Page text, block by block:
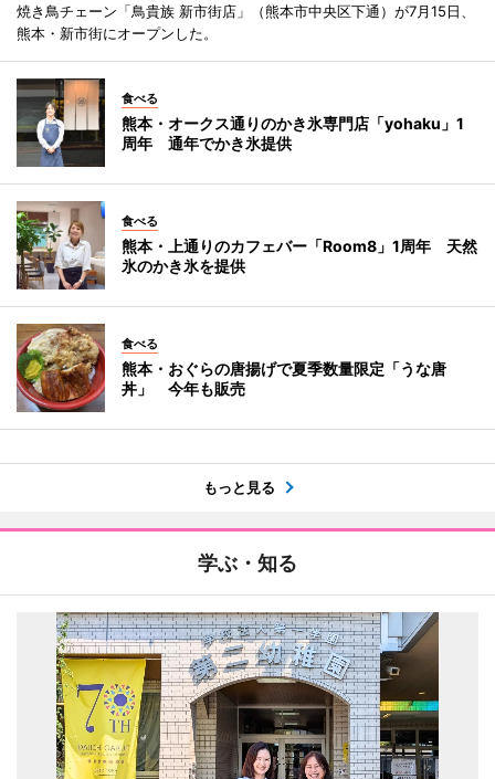
焼き鳥チェーン「鳥貴族 新市街店」（熊本市中央区下通）が7月15日、
熊本・新市街にオープンした。
食べる
熊本・オークス通りのかき氷専門店「yohaku」1
周年 通年でかき氷提供
食べる
熊本・上通りのカフェバー「Room8」1周年 天然
氷のかき氷を提供
食べる
熊本・おぐらの唐揚げで夏季数量限定「うな唐
丼」 今年も販売
もっと見る
学ぶ・知る